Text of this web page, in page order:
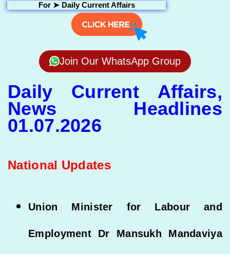
For ➤ Daily Current Affairs
Join Our WhatsApp Group
Daily Current Affairs,
News Headlines
01.07.2026
National Updates
Union Minister for Labour and
Employment Dr Mansukh Mandaviya